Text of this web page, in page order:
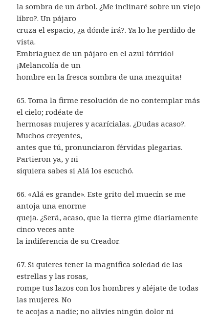
la sombra de un árbol. ¿Me inclinaré sobre un viejo
libro?. Un pájaro
cruza el espacio, ¿a dónde irá?. Ya lo he perdido de
vista.
Embriaguez de un pájaro en el azul tórrido!
¡Melancolía de un
hombre en la fresca sombra de una mezquita!
65. Toma la firme resolución de no contemplar más
el cielo; rodéate de
hermosas mujeres y acarícialas. ¿Dudas acaso?.
Muchos creyentes,
antes que tú, pronunciaron férvidas plegarias.
Partieron ya, y ni
siquiera sabes si Alá los escuchó.
66. «Alá es grande». Este grito del muecín se me
antoja una enorme
queja. ¿Será, acaso, que la tierra gime diariamente
cinco veces ante
la indiferencia de su Creador.
67. Si quieres tener la magnífica soledad de las
estrellas y las rosas,
rompe tus lazos con los hombres y aléjate de todas
las mujeres. No
te acojas a nadie; no alivies ningún dolor ni